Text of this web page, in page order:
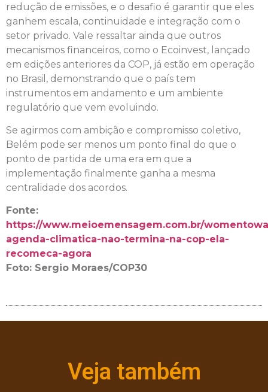
redução de emissões, e o desafio é garantir que eles
ganhem escala, continuidade e integração com o
setor privado. Vale ressaltar ainda que outros
mecanismos financeiros, como o Ecoinvest, lançado
em edições anteriores da COP, já estão em operação
no Brasil, demonstrando que o país tem
instrumentos em andamento e um ambiente
regulatório que vem evoluindo.
Se agirmos com ambição e compromisso coletivo,
Belém pode ser menos um ponto final do que o
ponto de partida de uma era em que a
implementação finalmente ganha a mesma
centralidade dos acordos.
Fonte:
https://www.meioemensagem.com.br/
agenda-climatica-nao-termina-na-cop-ela-
recomeca-agora
Foto: Sergio Moraes/COP30
Veja também